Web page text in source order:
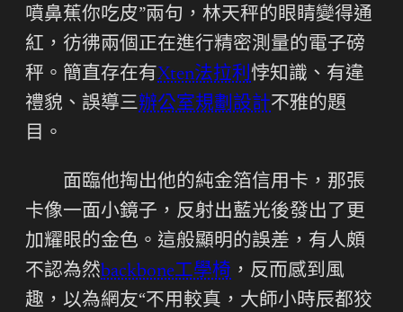
噴鼻蕉你吃皮”兩句，林天秤的眼睛變得通
紅，彷彿兩個正在進行精密測量的電子磅
秤。簡直存在有Xten法拉利悖知識、有違
禮貌、誤導三辦公室規劃設計不雅的題
目。
面臨他掏出他的純金箔信用卡，那張
卡像一面小鏡子，反射出藍光後發出了更
加耀眼的金色。這般顯明的誤差，有人頗
不認為然backbone工學椅 ，反而感到風
趣，以為網友“不用較真，大師小時辰都狡